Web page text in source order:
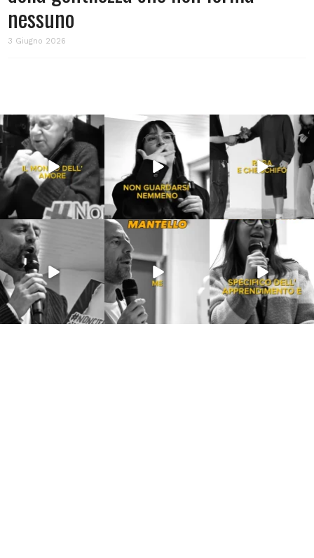
nessuno
3 Giugno 2026
Lug 31
213 4
Lug 16
53 1
Lug 13
199 10
Lug 9
54
Giu 21 Giu 18
871